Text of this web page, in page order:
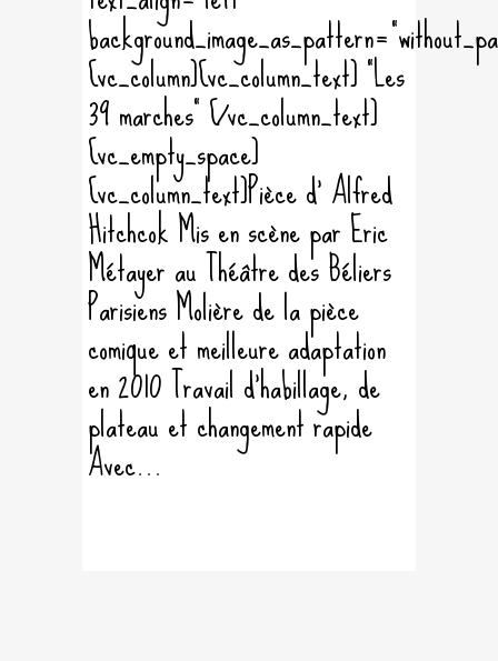
[vc_column][vc_column_text] "Les
39 marches" [/vc_column_text]
[vc_empty_space]
[vc_column_text]Pièce d' Alfred
Hitchcok Mis en scène par Eric
Métayer au Théâtre des Béliers
Parisiens Molière de la pièce
comique et meilleure adaptation
en 2010 Travail d'habillage, de
plateau et changement rapide
Avec...